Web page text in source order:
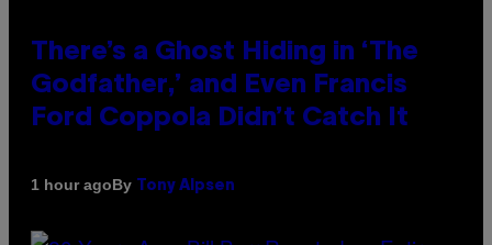
There’s a Ghost Hiding in ‘The
Godfather,’ and Even Francis
Ford Coppola Didn’t Catch It
1 hour agoBy Tony Alpsen